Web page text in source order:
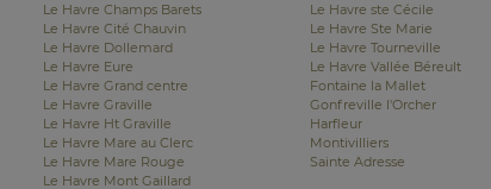
Le Havre Champs Barets
Le Havre Cité Chauvin
Le Havre Dollemard
Le Havre Eure
Le Havre Grand centre
Le Havre Graville
Le Havre Ht Graville
Le Havre Mare au Clerc
Le Havre Mare Rouge
Le Havre Mont Gaillard
Le Havre ste Cécile
Le Havre Ste Marie
Le Havre Tourneville
Le Havre Vallée Béreult
Fontaine la Mallet
Gonfreville l'Orcher
Harfleur
Montivilliers
Sainte Adresse